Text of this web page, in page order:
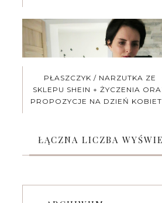
PŁASZCZYK / NARZUTKA ZE
SKLEPU SHEIN + ŻYCZENIA
PROPOZYCJE NA DZIEŃ
ŁĄCZNA LICZBA